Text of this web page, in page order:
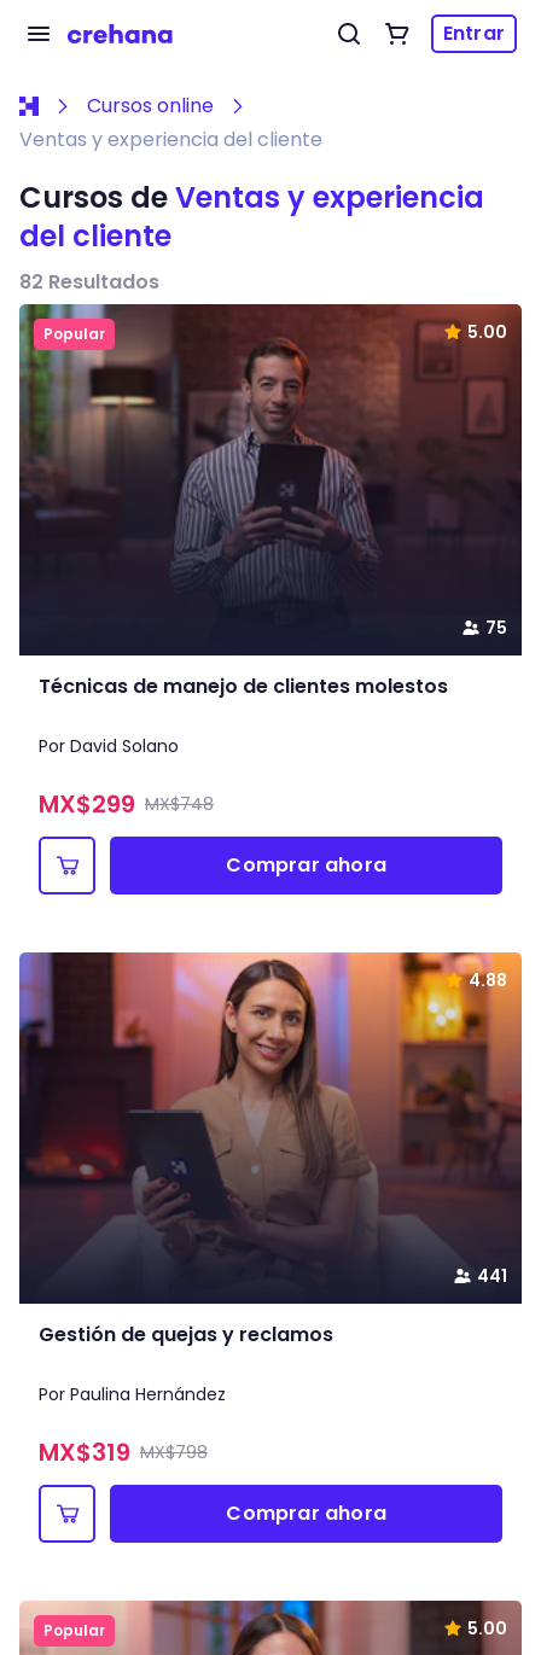
Entrar
Cursos online
Ventas y experiencia del cliente
Cursos deVentas y experiencia
del cliente
82 Resultados
Popular
75
5.00
Técnicas de manejo de clientes molestos
Por David Solano
MX$299 MX$748
Comprar ahora
441
4.88
Gestión de quejas y reclamos
Por Paulina Hernández
MX$319 MX$798
Comprar ahora
Popular 5.00